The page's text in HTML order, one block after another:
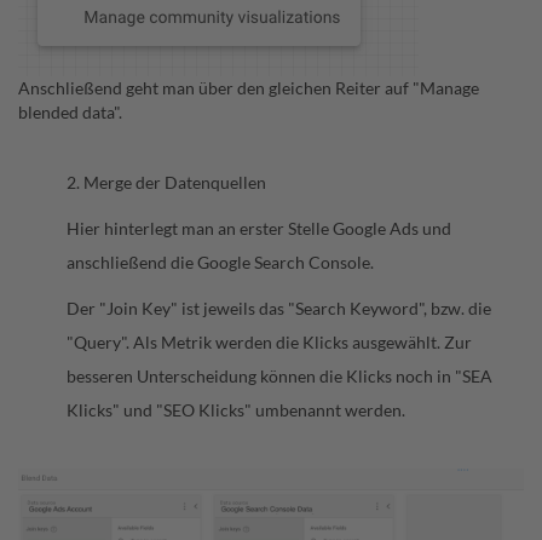
Anschließend geht man über den gleichen Reiter auf "Manage
blended data".
2. Merge der Datenquellen
Hier hinterlegt man an erster Stelle Google Ads und
anschließend die Google Search Console.
Der "Join Key" ist jeweils das "Search Keyword", bzw. die
"Query". Als Metrik werden die Klicks ausgewählt. Zur
besseren Unterscheidung können die Klicks noch in "SEA
Klicks" und "SEO Klicks" umbenannt werden.